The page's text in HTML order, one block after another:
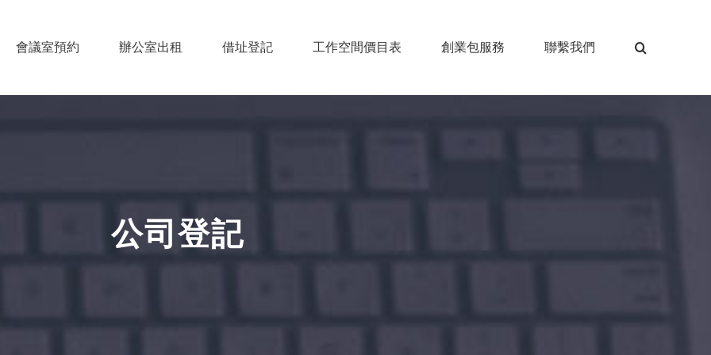
會議室預約 辦公室出租 借址登記 工作空間價目表 創業包服務 聯繫我們
公司登記